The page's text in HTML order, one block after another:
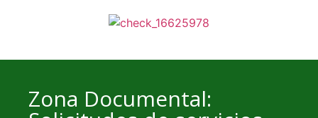
Zona Documental: